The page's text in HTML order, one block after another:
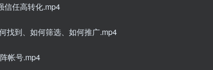
信任高转化.mp4
找到、如何筛选、如何推广.mp4
帐号.mp4